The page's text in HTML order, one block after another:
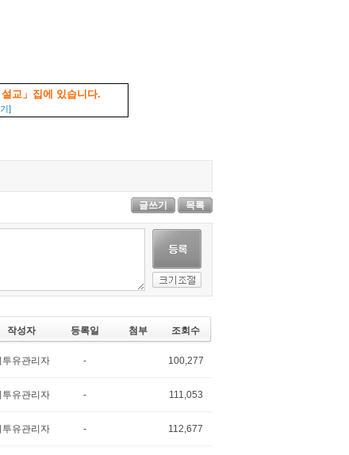
교」집에 있습니다.
]
글쓰기 목록
작성자 등록일 첨부 조회수
투유관리자 - 100,277
투유관리자 - 111,053
투유관리자 - 112,677